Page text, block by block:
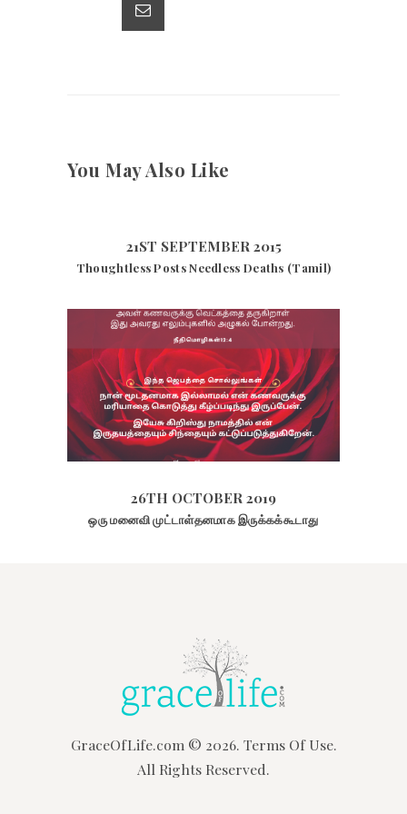
You May Also Like
21ST SEPTEMBER 2015
Thoughtless Posts Needless Deaths (Tamil)
26TH OCTOBER 2019
3992VIEWS
26TH OCTOBER 2019
ஒரு மனைவி முட்டாள்தனமாக இருக்கக்கூடாது
GraceOfLife.com © 2026. Terms Of Use.
All Rights Reserved.